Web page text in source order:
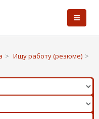
> Ищу работу (резюме) >